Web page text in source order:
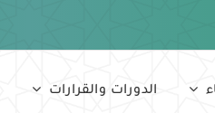
الدورات والقرارات